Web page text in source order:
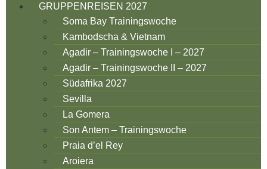
GRUPPENREISEN 2027
Soma Bay Trainingswoche
Kambodscha & Vietnam
Agadir – Trainingswoche I – 2027
Agadir – Trainingswoche II – 2027
Südafrika 2027
Sevilla
La Gomera
Son Antem – Trainingswoche
Praia d’el Rey
Aroiera